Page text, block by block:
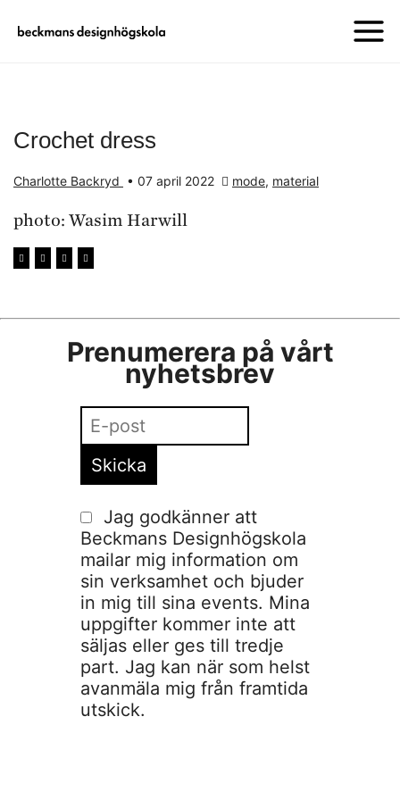
Crochet dress
Charlotte Backryd • 07 april 2022 mode, material
photo: Wasim Harwill
Prenumerera på vårt
nyhetsbrev
Jag godkänner att
Beckmans Designhögskola
mailar mig information om
sin verksamhet och bjuder
in mig till sina events. Mina
uppgifter kommer inte att
säljas eller ges till tredje
part. Jag kan när som helst
avanmäla mig från framtida
utskick.